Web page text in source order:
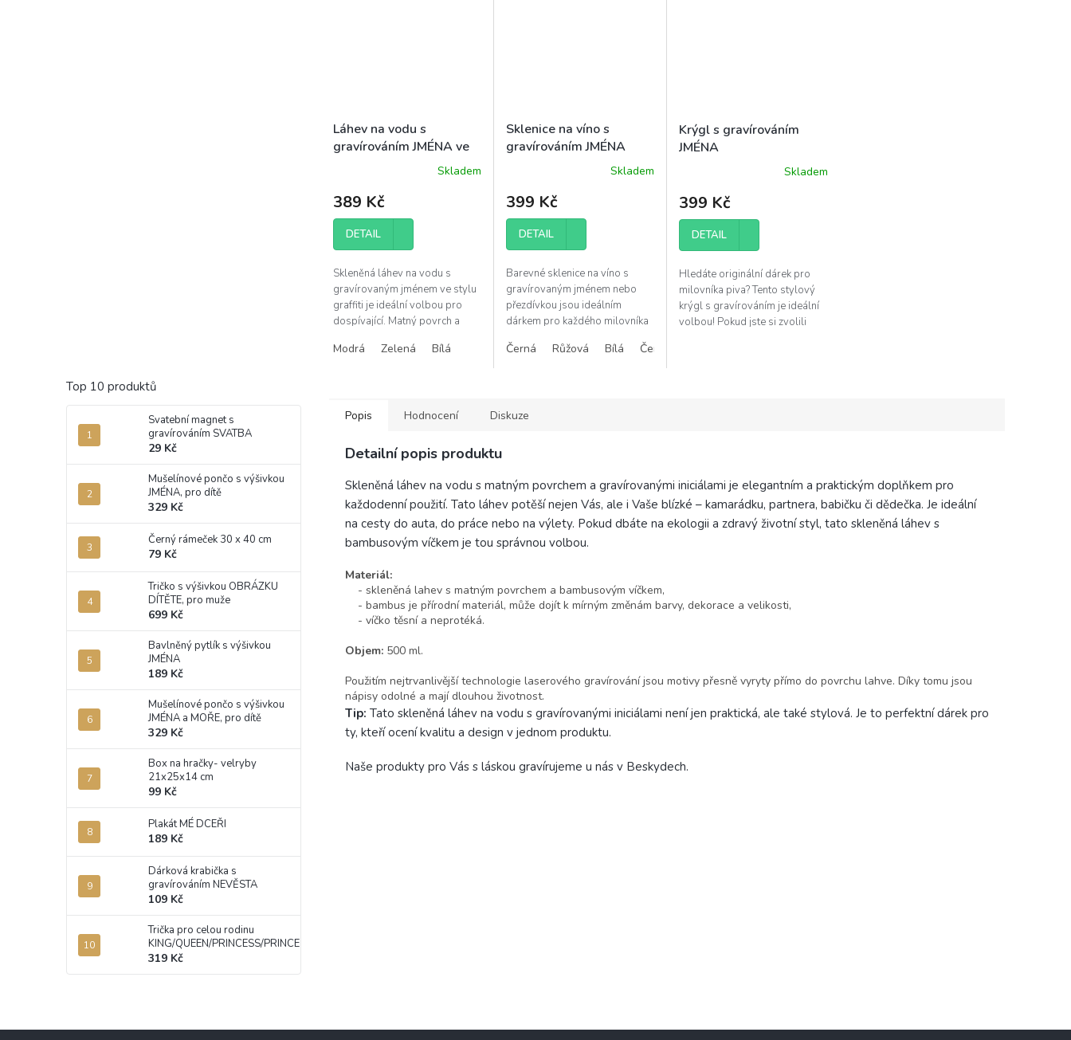
Top 10 produktů
Svatební magnet s
gravírováním SVATBA
29 Kč
Mušelínové pončo s výšivkou
JMÉNA, pro dítě
329 Kč
Černý rámeček 30 x 40 cm
79 Kč
Tričko s výšivkou OBRÁZKU
DÍTĚTE, pro muže
699 Kč
Bavlněný pytlík s výšivkou
JMÉNA
189 Kč
Mušelínové pončo s výšivkou
JMÉNA a MOŘE, pro dítě
329 Kč
Box na hračky- velryby
21x25x14 cm
99 Kč
Plakát MÉ DCEŘI
189 Kč
Dárková krabička s
gravírováním NEVĚSTA
109 Kč
Trička pro celou rodinu
KING/QUEEN/PRINCESS/PRINCE
319 Kč
Láhev na vodu s
gravírováním JMÉNA ve
Skladem
389 Kč
DETAIL
Skleněná láhev na vodu s
gravírovaným jménem ve stylu
graffiti je ideální volbou pro
dospívající. Matný povrch a
moderní vzhled a ekologický
Modrá Zelená Bílá
Sklenice na víno s
gravírováním JMÉNA
produktu
je
5,0
z
hvězdiček.
Skladem
399 Kč
DETAIL
Barevné sklenice na víno s
gravírovaným jménem nebo
přezdívkou jsou ideálním
dárkem pro každého milovníka
elegantní design zajistí, že si
Černá Růžová Bílá Červená
Krýgl s gravírováním
JMÉNA
produktu
je
5,0
z
hvězdiček.
Skladem
399 Kč
DETAIL
Hledáte originální dárek pro
milovníka piva? Tento stylový
krýgl s gravírováním je ideální
volbou! Pokud jste si zvolili
Popis Hodnocení Diskuze
Detailní popis produktu
Skleněná láhev na vodu s matným povrchem a gravírovanými iniciálami je elegantním a praktickým doplňkem pro
každodenní použití. Tato láhev potěší nejen Vás, ale i Vaše blízké – kamarádku, partnera, babičku či dědečka. Je ideální
na cesty do auta, do práce nebo na výlety. Pokud dbáte na ekologii a zdravý životní styl, tato skleněná láhev s
bambusovým víčkem je tou správnou volbou.
Materiál:
- skleněná lahev s matným povrchem a bambusovým víčkem,
- bambus je přírodní materiál, může dojít k mírným změnám barvy, dekorace a velikosti,
- víčko těsní a neprotéká.
Objem: 500 ml.
Použitím nejtrvanlivější technologie laserového gravírování jsou motivy přesně vyryty přímo do povrchu lahve. Díky tomu jsou
nápisy odolné a mají dlouhou životnost.
Tip: Tato skleněná láhev na vodu s gravírovanými iniciálami není jen praktická, ale také stylová. Je to perfektní dárek pro
ty, kteří ocení kvalitu a design v jednom produktu.
Naše produkty pro Vás s láskou gravírujeme u nás v Beskydech.